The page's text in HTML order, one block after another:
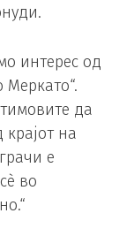
интерес од
Меркато“.
да
на
е
во